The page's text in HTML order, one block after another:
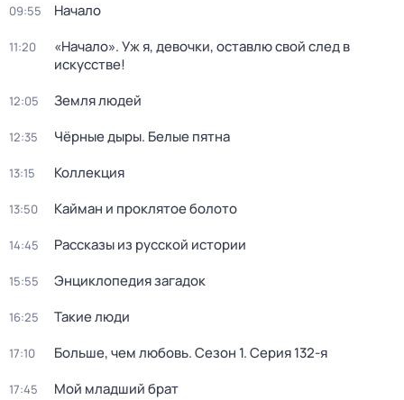
09:55 Начало
11:20
«Начало». Уж я, девочки, оставлю свой след в
искусстве!
12:05 Земля людей
12:35 Чёрные дыры. Белые пятна
13:15 Коллекция
13:50 Кайман и проклятое болото
14:45 Рассказы из русской истории
15:55 Энциклопедия загадок
16:25 Такие люди
17:10 Больше, чем любовь. Сезон 1. Серия 132-я
17:45 Мой младший брат